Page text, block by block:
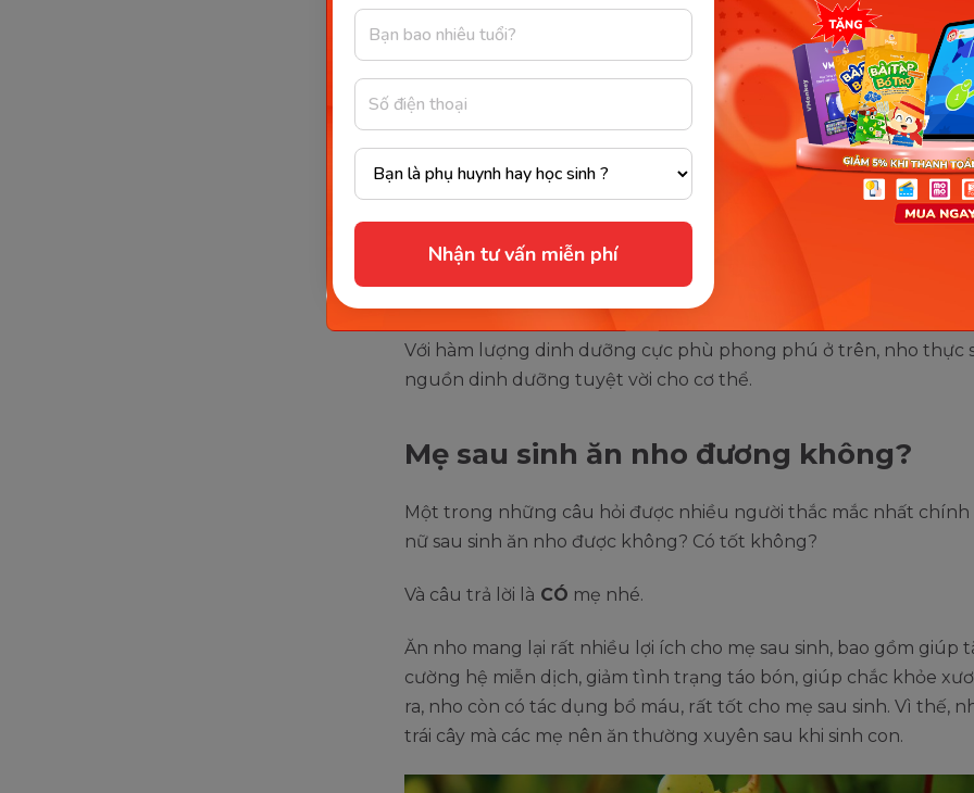
Nhận tư vấn miễn phí
Chất béo: 0.2g
Vitamin K, A, E, B1, B2, B3,...
Sắt: 0.36g
Kali: 19.1g
Với hàm lượng dinh dưỡng cực phù phong phú ở trên, nho thực
nguồn dinh dưỡng tuyệt vời cho cơ thể.
Mẹ sau sinh ăn nho đương không?
Một trong những câu hỏi được nhiều người thắc mắc nhất chính
nữ sau sinh ăn nho được không? Có tốt không?
Và câu trả lời là CÓ mẹ nhé.
Ăn nho mang lại rất nhiều lợi ích cho mẹ sau sinh, bao gồm giúp
cường hệ miễn dịch, giảm tình trạng táo bón, giúp chắc khỏe
ra, nho còn có tác dụng bổ máu, rất tốt cho mẹ sau sinh. Vì thế,
trái cây mà các mẹ nên ăn thường xuyên sau khi sinh con.